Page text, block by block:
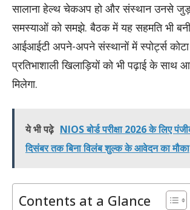
सालाना हेल्थ चेकअप हो और संस्थान उनसे
समस्याओं को समझे. बैठक में यह सहमति भी
आईआईटी अपने-अपने संस्थानों में स्पोर्ट्स
प्रतिभाशाली खिलाड़ियों को भी पढ़ाई के साथ
मिलेगा.
ये भी पढ़े NIOS बोर्ड परीक्षा 2026 के लिए
दिसंबर तक बिना विलंब शुल्क के आवेदन का मौका
Contents at a Glance